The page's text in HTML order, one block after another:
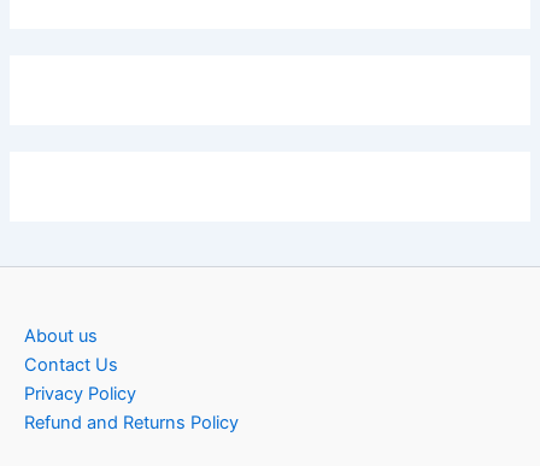
About us
Contact Us
Privacy Policy
Refund and Returns Policy